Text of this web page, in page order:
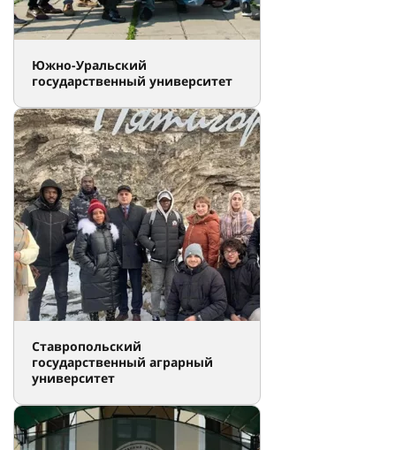
Южно-Уральский
государственный университет
Ставропольский
государственный аграрный
университет